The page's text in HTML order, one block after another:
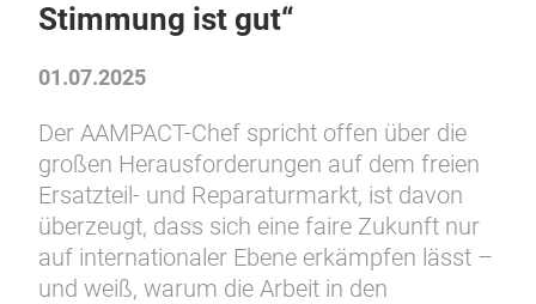
Stimmung ist gut“
01.07.2025
Der AAMPACT-Chef spricht offen über die
großen Herausforderungen auf dem freien
Ersatzteil- und Reparaturmarkt, ist davon
überzeugt, dass sich eine faire Zukunft nur
auf internationaler Ebene erkämpfen lässt –
und weiß, warum die Arbeit in den